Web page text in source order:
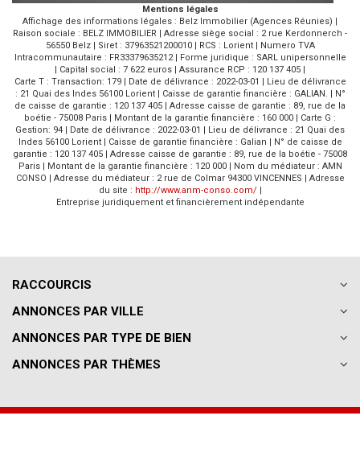
Mentions légales
Affichage des informations légales : Belz Immobilier (Agences Réunies) |
Raison sociale : BELZ IMMOBILIER | Adresse siège social : 2 rue Kerdonnerch -
56550 Belz | Siret : 37963521200010 | RCS : Lorient | Numero TVA
Intracommunautaire : FR33379635212 | Forme juridique : SARL unipersonnelle
| Capital social : 7 622 euros | Assurance RCP : 120 137 405 |
Carte T : Transaction: 179 | Date de délivrance : 2022-03-01 | Lieu de délivrance
: 21 Quai des Indes 56100 Lorient | Caisse de garantie financière : GALIAN. | N°
de caisse de garantie : 120 137 405 | Adresse caisse de garantie : 89, rue de la
boétie - 75008 Paris | Montant de la garantie financière : 160 000 | Carte G :
Gestion: 94 | Date de délivrance : 2022-03-01 | Lieu de délivrance : 21 Quai des
Indes 56100 Lorient | Caisse de garantie financière : Galian | N° de caisse de
garantie : 120 137 405 | Adresse caisse de garantie : 89, rue de la boétie - 75008
Paris | Montant de la garantie financière : 120 000 | Nom du médiateur : AMN
CONSO | Adresse du médiateur : 2 rue de Colmar 94300 VINCENNES | Adresse
du site : http://www.anm-conso.com/ |
Entreprise juridiquement et financièrement indépendante
RACCOURCIS
ANNONCES PAR VILLE
ANNONCES PAR TYPE DE BIEN
ANNONCES PAR THÈMES